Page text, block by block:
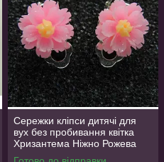
Сережки кліпси дитячі для
вух без пробивання квітка
Хризантема Ніжно Рожева